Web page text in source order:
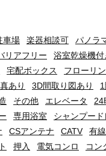
車場 楽器相談可 パノラ
リアフリー 浴室乾燥機付
宅配ボックス フローリ
あり 3D間取り図あり
その他 エレベータ 24
専用浴室 シャンプー
CSアンテナ CATV 有線
押入 電気コンロ コン